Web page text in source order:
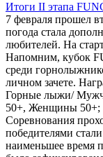
Итоги II этапа
7 февраля прошел
погода стала
любителей. На
Напомним, кубок
среди
личном зачете.
Горные лыжи/
50+, Женщины
Соревнования
победителями
наименьшее время